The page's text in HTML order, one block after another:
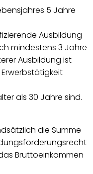
5 Jahre
Ausbildung
mindestens 3 Jahre
Ausbildung ist
als 30 Jahre sind.
die Summe
Bruttoeinkommen